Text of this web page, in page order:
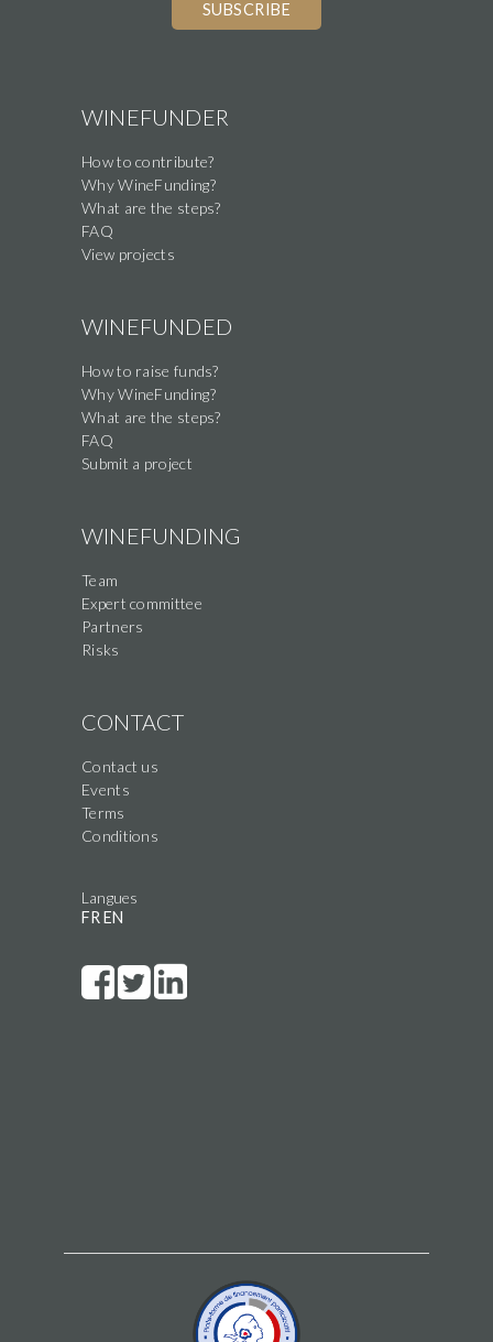
WINEFUNDER
How to contribute?
Why WineFunding?
What are the steps?
FAQ
View projects
WINEFUNDED
How to raise funds?
Why WineFunding?
What are the steps?
FAQ
Submit a project
WINEFUNDING
Team
Expert committee
Partners
Risks
CONTACT
Contact us
Events
Terms
Conditions
Langues
FR EN